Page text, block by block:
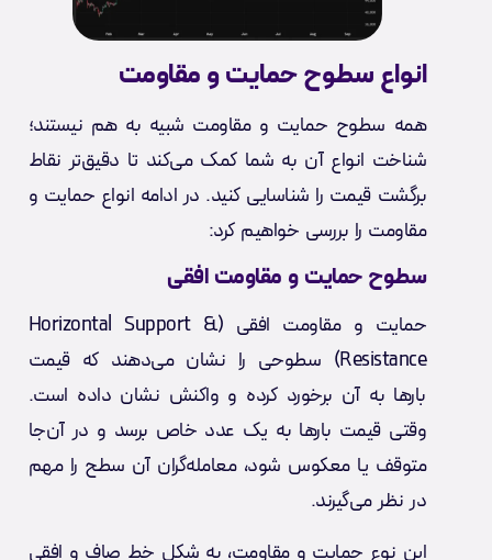
انواع سطوح حمایت و مقاومت
همه سطوح حمایت و مقاومت شبیه به هم نیستند؛
شناخت انواع آن به شما کمک می‌کند تا دقیق‌تر نقاط
برگشت قیمت را شناسایی کنید. در ادامه انواع حمایت و
مقاومت را بررسی خواهیم کرد:
سطوح حمایت و مقاومت افقی
حمایت و مقاومت افقی (Horizontal Support &
Resistance) سطوحی را نشان می‌دهند که قیمت
بارها به آن برخورد کرده و واکنش نشان داده است.
وقتی قیمت بارها به یک عدد خاص برسد و در آن‌جا
متوقف یا معکوس شود، معامله‌گران آن سطح را مهم
در نظر می‌گیرند.
این نوع حمایت و مقاومت، به شکل خط صاف و افقی